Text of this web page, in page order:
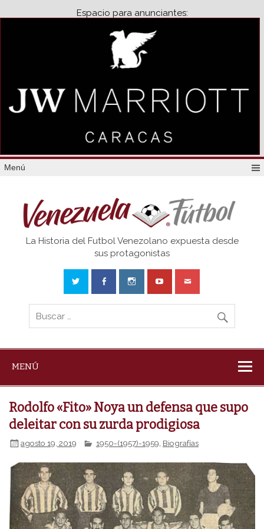
Espacio para anunciantes:
Menú
Venezuela
La Historia del Futbol Venezolano expuesta desde
sus protagonistas
MENÚ
Rodolfo «Fito» Noya un defensa que supo
deleitar con su zurda prodigiosa
agosto 19, 2019 1950-(1957)-1959 Biografías